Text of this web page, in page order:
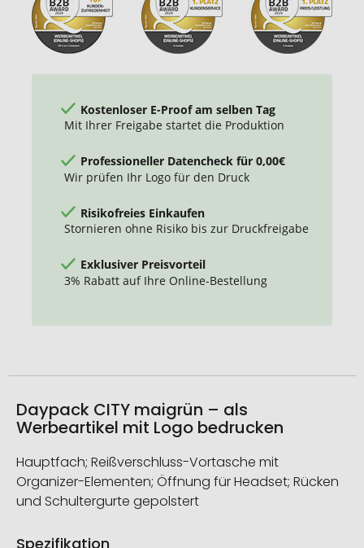
Kostenloser E-Proof am selben Tag
Mit Ihrer Freigabe startet die Produktion
Professioneller Datencheck für 0,00€
Wir prüfen Ihr Logo für den Druck
Risikofreies Einkaufen
Stornieren ohne Risiko bis zur Druckfreigabe
Exklusiver Preisvorteil
3% Rabatt auf Ihre Online-Bestellung
Daypack CITY maigrün – als
Werbeartikel mit Logo bedrucken
Hauptfach; Reißverschluss-Vortasche mit
Organizer-Elementen; Öffnung für Headset; Rücken
und Schultergurte gepolstert
Spezifikation